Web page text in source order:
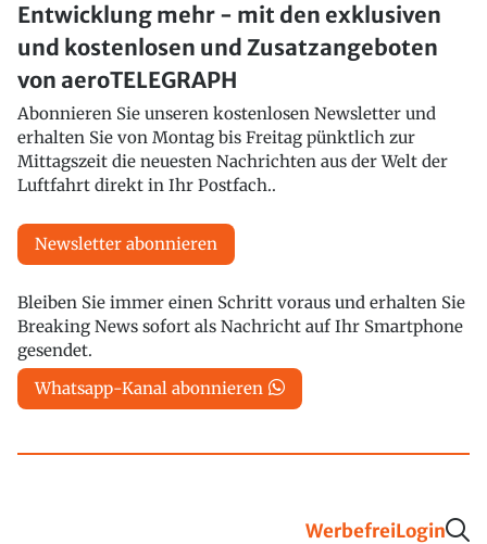
Entwicklung mehr - mit den exklusiven
und kostenlosen und Zusatzangeboten
von aeroTELEGRAPH
Abonnieren Sie unseren kostenlosen Newsletter und
erhalten Sie von Montag bis Freitag pünktlich zur
Mittagszeit die neuesten Nachrichten aus der Welt der
Luftfahrt direkt in Ihr Postfach..
Newsletter abonnieren
Bleiben Sie immer einen Schritt voraus und erhalten Sie
Breaking News sofort als Nachricht auf Ihr Smartphone
gesendet.
Whatsapp-Kanal abonnieren
WerbefreiLogin